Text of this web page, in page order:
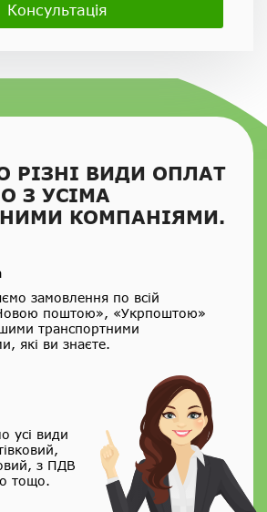
Консультація
РІЗНІ ВИДИ ОПЛАТ
З УСІМА
КОМПАНІЯМИ.
замовлення по всій
поштою», «Укрпоштою»
транспортними
які ви знаєте.
усі види
з ПДВ
тощо.